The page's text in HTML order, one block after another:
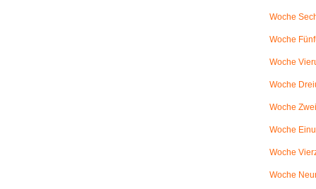
Woche
Woche
Woche
Woche
Woche
Woche
Woche
Woche